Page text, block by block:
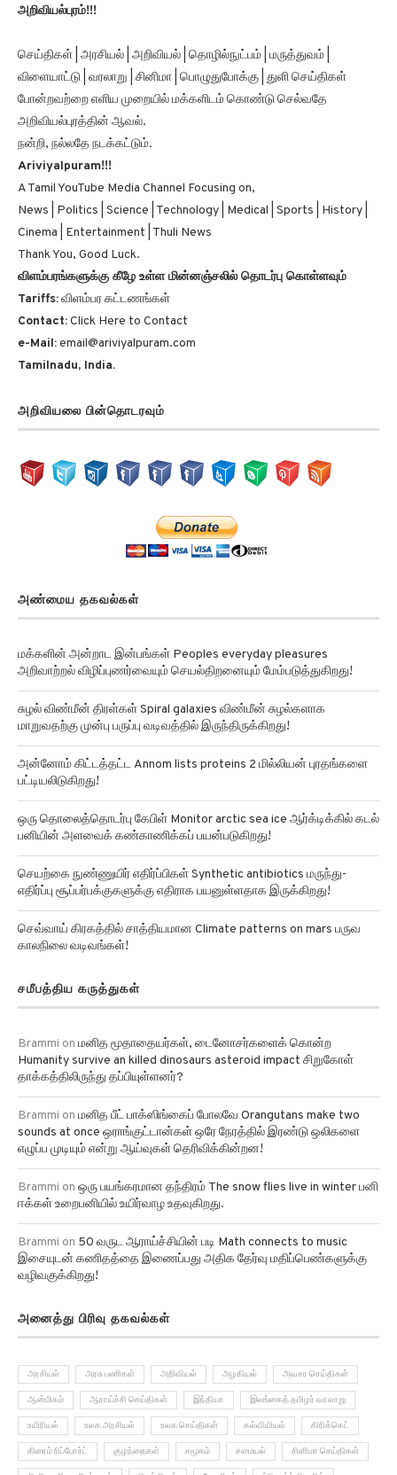
செய்திகள் | அரசியல் | அறிவியல் | தொழில்நுட்பம் | மருத்துவம் |
விளையாட்டு | வரலாறு | சினிமா | பொழுதுபோக்கு | துளி செய்திகள்
போன்றவற்றை எளிய முறையில் மக்களிடம் கொண்டு செல்வதே
அறிவியல்புரத்தின் ஆவல்.
நன்றி, நல்லதே நடக்கட்டும்.
Ariviyalpuram!!!
A Tamil YouTube Media Channel Focusing on,
News | Politics | Science | Technology | Medical | Sports | History |
Cinema | Entertainment | Thuli News
Thank You, Good Luck.
விளம்பரங்களுக்கு கீழே உள்ள மின்னஞ்சலில் தொடர்பு கொள்ளவும்
Tariffs: விளம்பர கட்டணங்கள்
Click Here to Contact
அறிவாற்றல் விழிப்புணர்வையும் செயல்திறனையும் மேம்படுத்துகிறது!
சுழல் விண்மீன் திரள்கள் Spiral galaxies விண்மீன் சுழல்களாக
மாறுவதற்கு முன்பு பருப்பு வடிவத்தில் இருந்திருக்கிறது!
அன்னோம் கிட்டத்தட்ட Annom lists proteins 2 மில்லியன் புரதங்களை
பட்டியலிடுகிறது!
ஒரு தொலைத்தொடர்பு கேபிள் Monitor arctic sea ice ஆர்க்டிக்கில் கடல்
பனியின் அளவைக் கண்காணிக்கப் பயன்படுகிறது!
செயற்கை நுண்ணுயிர் எதிர்ப்பிகள் Synthetic antibiotics மருந்து-
எதிர்ப்பு சூப்பர்பக்குகளுக்கு எதிராக பயனுள்ளதாக இருக்கிறது!
செவ்வாய் கிரகத்தில் சாத்தியமான Climate patterns on mars பருவ
காலநிலை வடிவங்கள்!
Humanity survive an killed dinosaurs asteroid impact சிறுகோள்
தாக்கத்திலிருந்து தப்பியுள்ளனர்?
Brammionமனித பீட் பாக்ஸிங்கைப் போலவே Orangutans make two
sounds at once ஒராங்குட்டான்கள் ஒரே நேரத்தில் இரண்டு ஒலிகளை
எழுப்ப முடியும் என்று ஆய்வுகள் தெரிவிக்கின்றன!
Brammionஒரு பயங்கரமான தந்திரம் The snow flies live in winter பனி
ஈக்கள் உறைபனியில் உயிர்வாழ உதவுகிறது.
Brammion50 வருட ஆராய்ச்சியின் படி Math connects to music
இசையுடன் கணிதத்தை இணைப்பது அதிக தேர்வு மதிப்பெண்களுக்கு
வழிவகுக்கிறது!
ஆன்மிகம் ஆராய்ச்சி செய்திகள் இந்தியா இலங்கைத் தமிழர் வரலாறு
உயிரியல் உலக அரசியல் உலக செய்திகள் கல்வியியல் கிரிக்கெட்
கிரைம் ரிப்போர்ட் குழந்தைகள் சமூகம் சமையல் சினிமா செய்திகள்
சினிமா திரைவிமர்சனம் செய்திகள் ஜோதிடம் ட்ரெண்ட் மியூசிக்